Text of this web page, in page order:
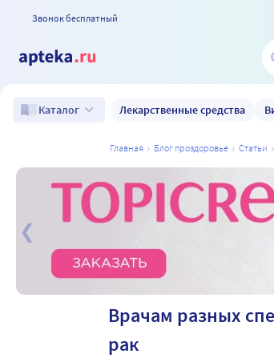
Звонок бесплатный
Каталог Лекарственные средства
главная блог проздоровье статьи
Врачам разных
рак